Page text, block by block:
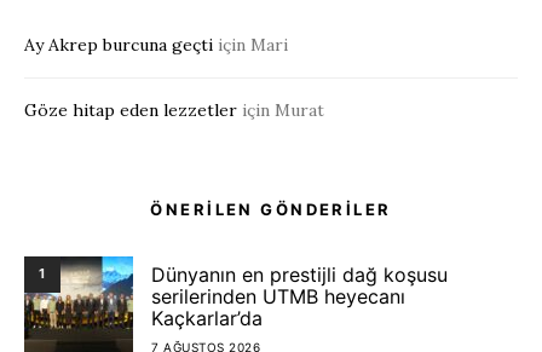
Ay Akrep burcuna geçti için Mari
Göze hitap eden lezzetler için Murat
ÖNERİLEN GÖNDERİLER
1
Dünyanın en prestijli dağ koşusu
serilerinden UTMB heyecanı
Kaçkarlar’da
7 AĞUSTOS 2026